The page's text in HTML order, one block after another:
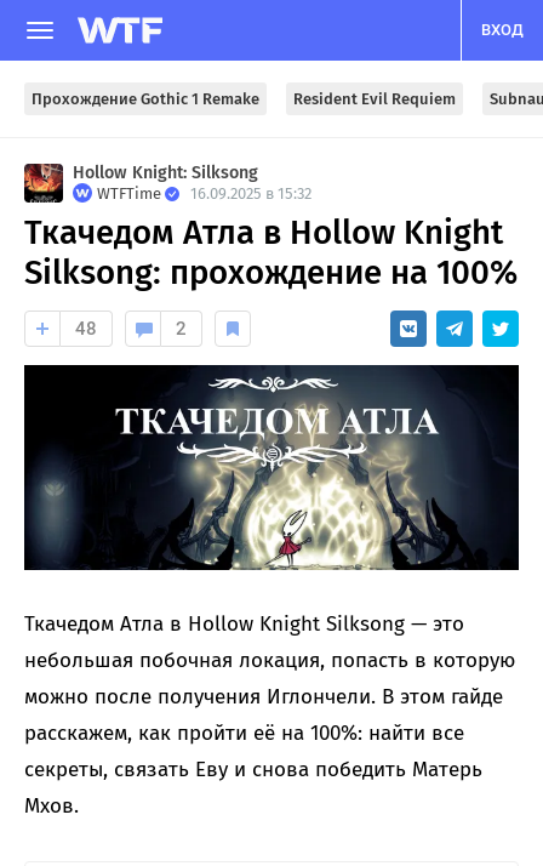
ВХОД
Прохождение Gothic 1 Remake Resident Evil Requiem
Hollow Knight: Silksong
WTFTime 16.09.2025 в 15:32
Ткачедом Атла в Hollow Knight
Silksong: прохождение на 100%
48 2
Ткачедом Атла в Hollow Knight Silksong — это
небольшая побочная локация, попасть в которую
можно после получения Иглончели. В этом гайде
расскажем, как пройти её на 100%: найти все
секреты, связать Еву и снова победить Матерь
Мхов.